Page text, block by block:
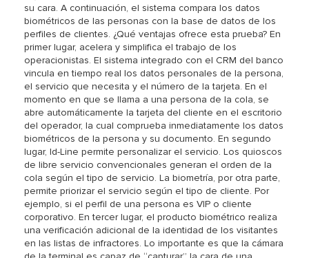
su cara. A continuación, el sistema compara los datos
biométricos de las personas con la base de datos de los
perfiles de clientes. ¿Qué ventajas ofrece esta prueba? En
primer lugar, acelera y simplifica el trabajo de los
operacionistas. El sistema integrado con el CRM del banco
vincula en tiempo real los datos personales de la persona,
el servicio que necesita y el número de la tarjeta. En el
momento en que se llama a una persona de la cola, se
abre automáticamente la tarjeta del cliente en el escritorio
del operador, la cual comprueba inmediatamente los datos
biométricos de la persona y su documento. En segundo
lugar, Id-Line permite personalizar el servicio. Los quioscos
de libre servicio convencionales generan el orden de la
cola según el tipo de servicio. La biometría, por otra parte,
permite priorizar el servicio según el tipo de cliente. Por
ejemplo, si el perfil de una persona es VIP o cliente
corporativo. En tercer lugar, el producto biométrico realiza
una verificación adicional de la identidad de los visitantes
en las listas de infractores. Lo importante es que la cámara